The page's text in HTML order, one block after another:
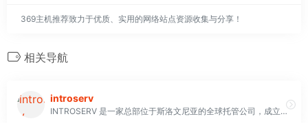
369主机推荐致力于优质、实用的网络站点资源收集与分享！
相关导航
introserv
INTROSERV 是一家总部位于斯洛文尼亚的全球托管公司，成立于 2013 年，提供成熟的数据中心服务，业务遍及欧洲、美国和亚洲